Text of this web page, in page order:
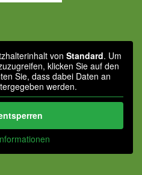
von Standard. Um
klicken Sie auf den
Sie, dass dabei Daten an
werden.